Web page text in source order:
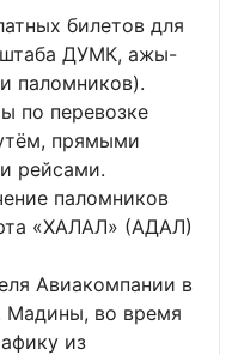
билетов для
штаба ДУМК, ажы-
паломников).
по перевозке
прямыми
рейсами.
паломников
«ХАЛАЛ» (АДАЛ)
Авиакомпании в
Мадины, во время
из